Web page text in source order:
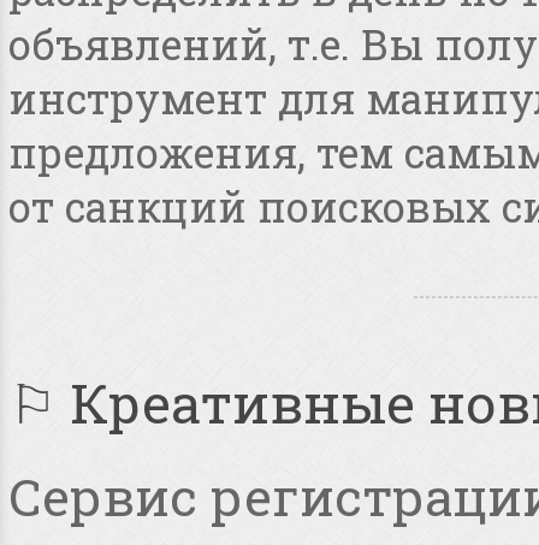
объявлений, т.е. Вы
инструмент для
предложения, тем
от санкций поисковых
⚐ Креативные
Сервис